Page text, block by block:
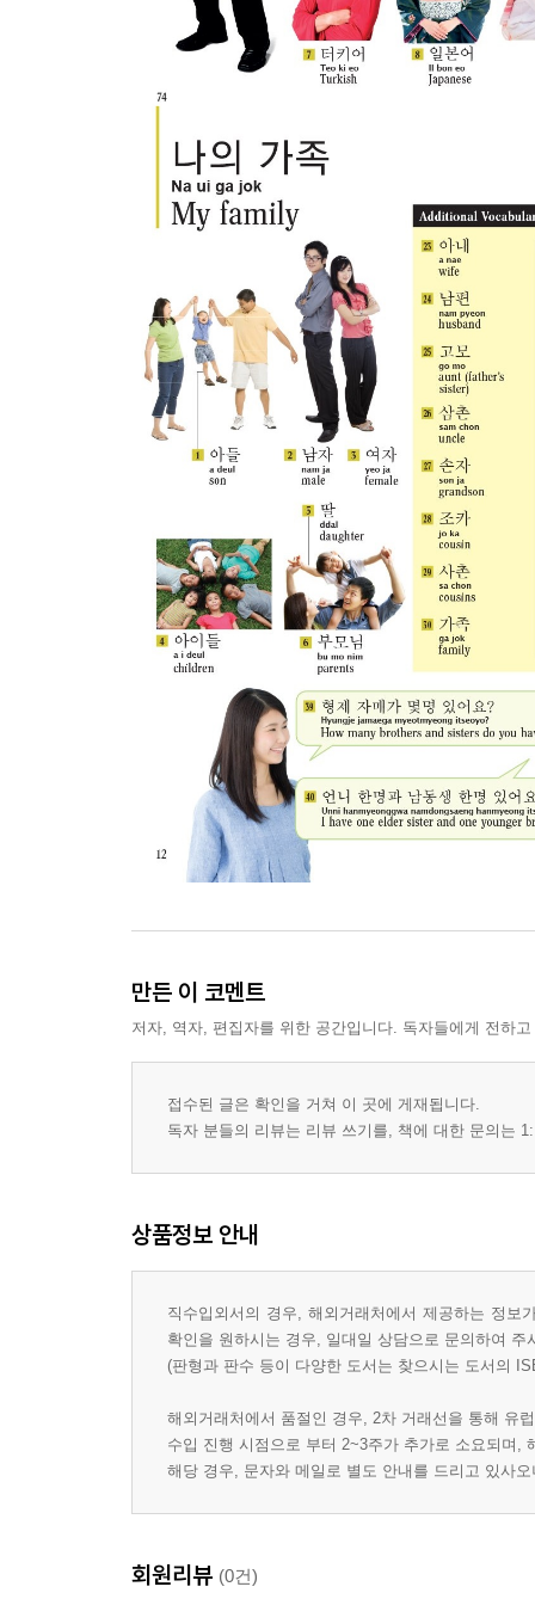
만든 이 코멘트
저자, 역자, 편집자를 위한 공간입니다. 독자들에게 전하
접수된 글은 확인을 거쳐 이 곳에 게재됩니다.
독자 분들의 리뷰는 리뷰 쓰기를, 책에 대한 문의는
상품정보 안내
직수입외서의 경우, 해외거래처에서 제공하는 정
확인을 원하시는 경우, 일대일 상담으로 문의하여 주
(판형과 판수 등이 다양한 도서는 찾으시는 도서의
해외거래처에서 품절인 경우, 2차 거래선을 통해 유
수입 진행 시점으로 부터 2~3주가 추가로 소요되며,
해당 경우, 문자와 메일로 별도 안내를 드리고 있사
회원리뷰 (0건)